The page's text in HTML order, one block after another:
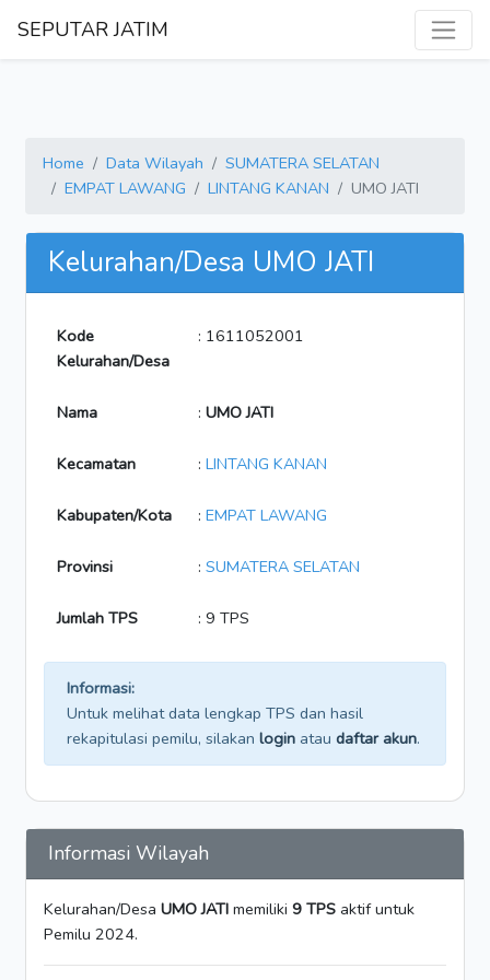
SEPUTAR JATIM
Home Data Wilayah
SUMATERA SELATAN
EMPAT LAWANG
LINTANG KANAN UMO JATI
Kelurahan/Desa UMO JATI
Kode
Kelurahan/Desa
: 1611052001
Nama : UMO JATI
Kecamatan : LINTANG KANAN
Kabupaten/Kota : EMPAT LAWANG
Provinsi : SUMATERA SELATAN
Jumlah TPS : 9 TPS
Informasi:
Untuk melihat data lengkap TPS dan hasil
rekapitulasi pemilu, silakan login atau daftar akun.
Informasi Wilayah
Kelurahan/Desa UMO JATI memiliki 9 TPS aktif untuk
Pemilu 2024.